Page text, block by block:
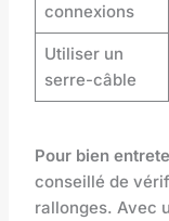
connexions
Utiliser un
serre-câble
Pour bien
conseillé de
rallonges. Avec